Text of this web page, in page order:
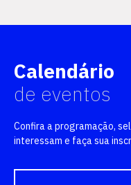
Calendário
de eventos
Confira a programação,
interessam e faça sua